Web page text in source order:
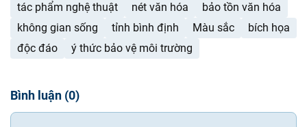
tác phẩm nghệ thuật
nét văn hóa
bảo tồn văn hóa
không gian sống
tỉnh bình định Màu sắc
bích họa
độc đáo
ý thức bảo vệ môi trường
Bình luận (0)